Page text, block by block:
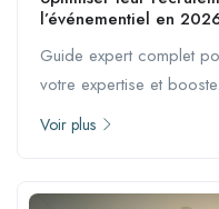
l’événementiel en
Guide expert complet
votre expertise et
Voir plus